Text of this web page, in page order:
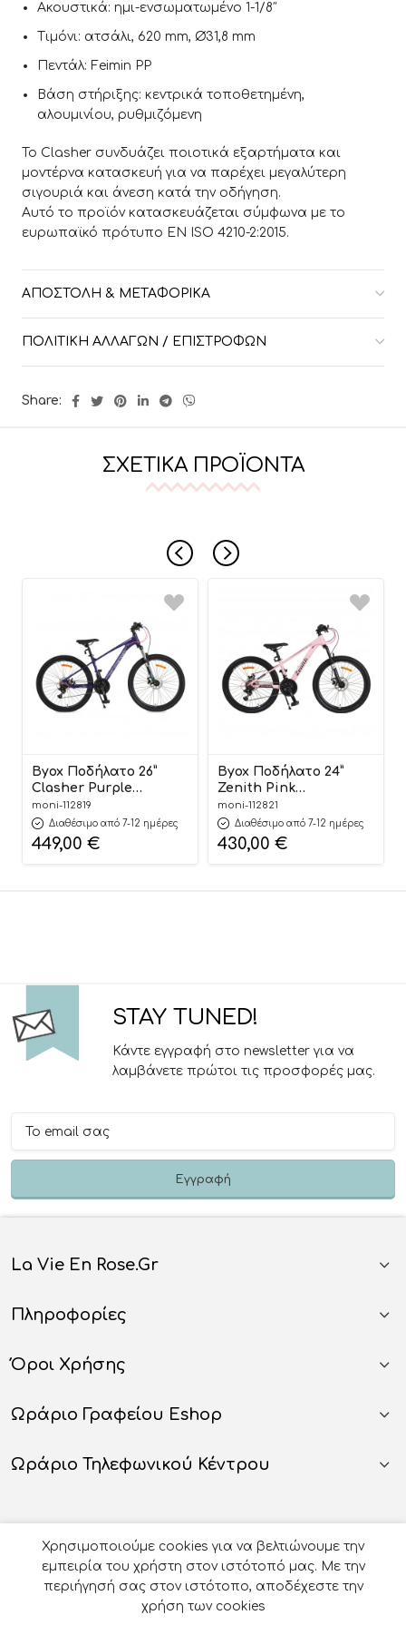
Ακουστικά: ημι-ενσωματωμένο 1-1/8″
Τιμόνι: ατσάλι, 620 mm, Ø31,8 mm
Πεντάλ: Feimin PP
Βάση στήριξης: κεντρικά τοποθετημένη,
αλουμινίου, ρυθμιζόμενη
Το Clasher συνδυάζει ποιοτικά εξαρτήματα και
μοντέρνα κατασκευή για να παρέχει μεγαλύτερη
σιγουριά και άνεση κατά την οδήγηση.
Αυτό το προϊόν κατασκευάζεται σύμφωνα με το
ευρωπαϊκό πρότυπο EN ISO 4210-2:2015.
ΑΠΟΣΤΟΛΉ & ΜΕΤΑΦΟΡΙΚΆ
ΠΟΛΙΤΙΚΉ ΑΛΛΑΓΏΝ / ΕΠΙΣΤΡΟΦΏΝ
Share:
ΣΧΕΤΙΚΆ ΠΡΟΪΌΝΤΑ
Byox Ποδήλατο 26”
Clasher Purple
3800146203665
moni-112819
Διαθέσιμο από 7-12 ημέρες
449,00 €
Byox Ποδήλατο 24”
Zenith Pink
3800146203726
moni-112821
Διαθέσιμο από 7-12 ημέρες
430,00 €
STAY TUNED!
Κάντε εγγραφή στο newsletter για να
λαμβάνετε πρώτοι τις προσφορές μας.
La Vie En Rose.gr
Πληροφορίες
Όροι Χρήσης
Ωράριο Γραφείου Eshop
Ωράριο Τηλεφωνικού Κέντρου
Χρησιμοποιούμε cookies για να βελτιώνουμε την
εμπειρία του χρήστη στον ιστότοπό μας. Με την
περιήγησή σας στον ιστότοπο, αποδέχεστε την
χρήση των cookies